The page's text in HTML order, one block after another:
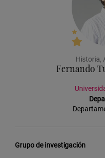
Historia,
Fernando
Grupo de investigación